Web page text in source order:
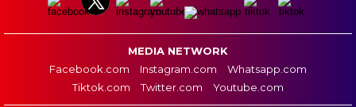
MEDIA NETWORK
Facebook.com
Instagram.com
Whatsapp.com
Tiktok.com
Twitter.com Youtube.com